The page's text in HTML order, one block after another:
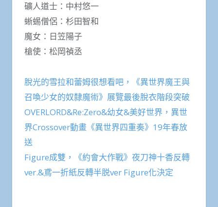
礦人道士：中村悠一
蜥蜴僧侶：杉田智和
魔女：日笠陽子
槍使：松岡禎丞
脫光的雪拉和蕾姆很想看吧，《異世界魔王與
召喚少女的奴隸魔術》展覽最後脫衣階段突破
OVERLORD&Re:Zero&幼女&美好世界，異世
界Crossover動畫《異世界四重奏》19年春放
送
Figure成雙，《約會大作戰》夜刀神十香反轉
ver.&鳶一折紙反轉半脱ver Figure化決定